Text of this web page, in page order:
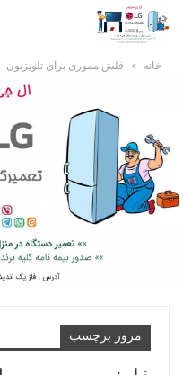
خانه فلش مموری برای تلویزیون
مرور برچسب